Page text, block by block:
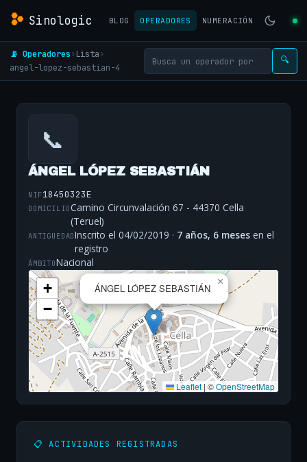
Sinologic BLOG OPERADORES NUMERACIÓN
📡 Operadores› Lista›
angel-lopez-sebastian-4
🔍
📞
ÁNGEL LÓPEZ SEBASTIÁN
NIF18450323E
DOMICILIOCamino Circunvalación 67 - 44370 Cella
(Teruel)
ANTIGÜEDADInscrito el 04/02/2019 · 7 años, 6 meses en el
registro
ÁMBITONacional
ÁNGEL LÓPEZ SEBASTIÁN
×
+
−
Leaflet | ©OpenStreetMap
📋 ACTIVIDADES REGISTRADAS